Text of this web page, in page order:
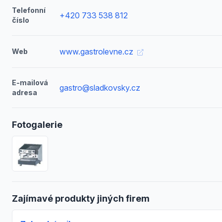
Telefonní
číslo
+420 733 538 812
Web www.gastrolevne.cz
E-mailová
adresa
gastro@sladkovsky.cz
Fotogalerie
Zajímavé produkty jiných firem